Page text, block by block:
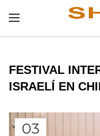
FESTIVAL
ISRAELÍ EN
03